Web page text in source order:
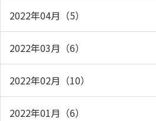
2022年04月（5）
2022年03月（6）
2022年02月（10）
2022年01月（6）